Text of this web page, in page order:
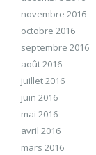
novembre 2016
octobre 2016
septembre 2016
août 2016
juillet 2016
juin 2016
mai 2016
avril 2016
mars 2016